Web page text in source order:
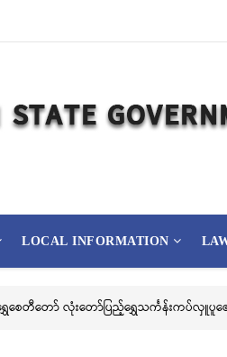
LOCAL INFORMATION
ရေး အသိပညာပေးဆိုင်ရာ ပိုစတာ၊ ပန်းချီနှ